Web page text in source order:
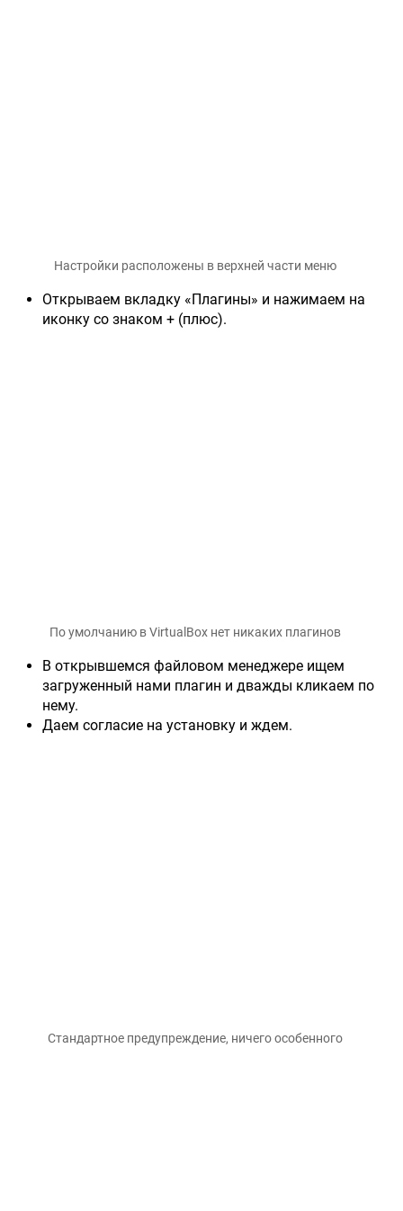
Настройки расположены в верхней части меню
Открываем вкладку «Плагины» и нажимаем на
иконку со знаком + (плюс).
По умолчанию в VirtualBox нет никаких плагинов
В открывшемся файловом менеджере ищем
загруженный нами плагин и дважды кликаем по
нему.
Даем согласие на установку и ждем.
Стандартное предупреждение, ничего особенного